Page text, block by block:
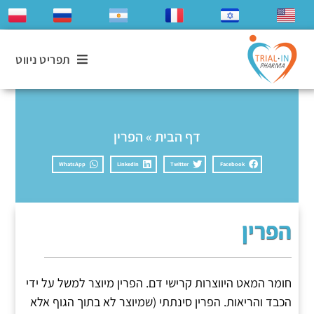
תפריט ניווט
דף הבית» הפרין
Facebook
Twitter
LinkedIn
WhatsApp
הפרין
חומר המאט היווצרות קרישי דם. הפרין מיוצר למשל על ידי
הכבד והריאות. הפרין סינתתי (שמיוצר לא בתוך הגוף אלא